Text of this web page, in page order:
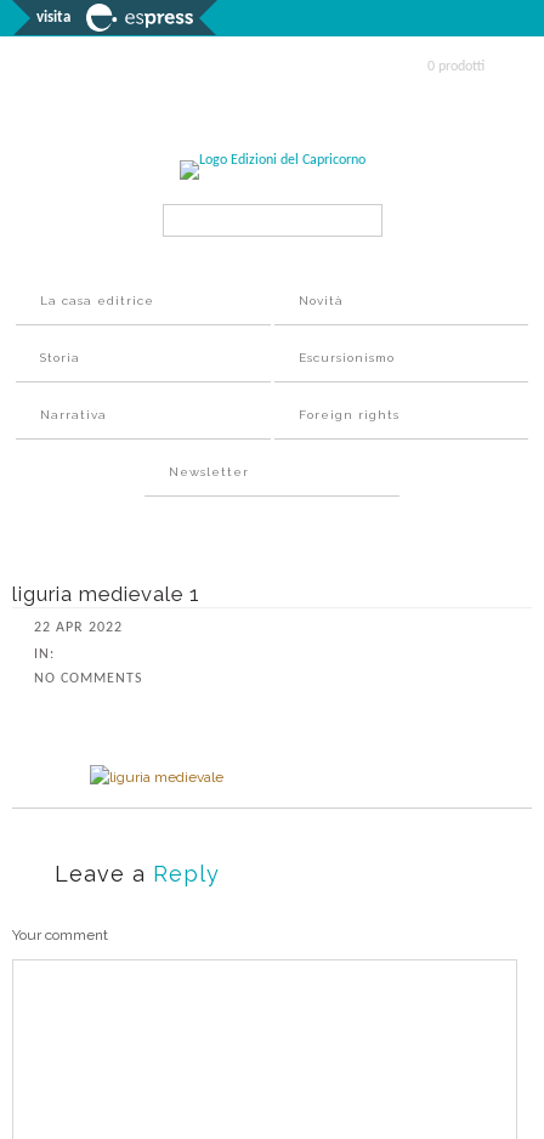
visita
0 prodotti
La casa editrice Novità
Storia Escursionismo
Narrativa Foreign rights
Newsletter
liguria medievale 1
22 APR 2022
IN:
NO COMMENTS
Leave a Reply
Your comment